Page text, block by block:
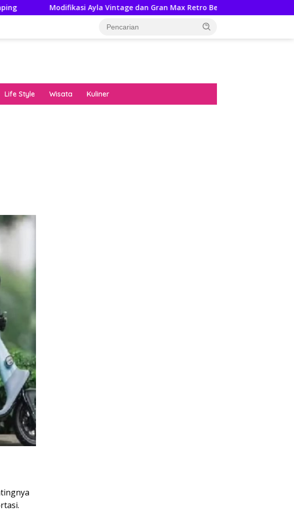
Ayla Vintage dan Gran Max Retro Bersama Sebab Itu Hadiah Undian Daihatsu
Life Style Wisata Kuliner